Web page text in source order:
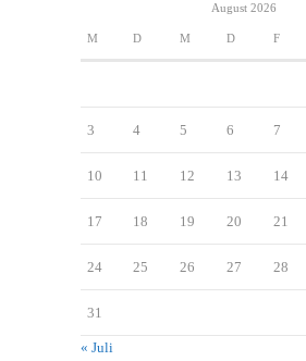
August 2026
M D M D F
3 4 5 6 7
10 11 12 13 14
17 18 19 20 21
24 25 26 27 28
31
« Juli